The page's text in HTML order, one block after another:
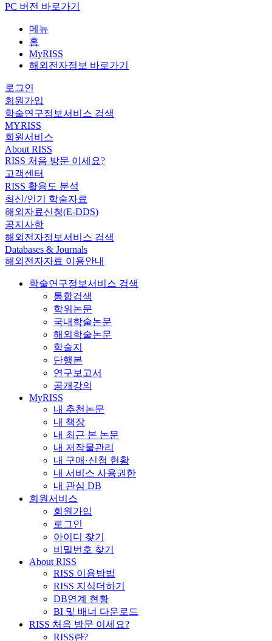
PC 버전 바로가기
메뉴
홈
MyRISS
해외전자정보 바로가기
로그인
회원가입
학술연구정보서비스 검색
MYRISS
회원서비스
About RISS
RISS 처음 방문 이세요?
고객센터
RISS 활용도 분석
최신/인기 학술자료
해외자료신청(E-DDS)
공지사항
해외전자정보서비스 검색
Databases & Journals
해외전자자료 이용안내
학술연구정보서비스 검색
통합검색
학위논문
국내학술논문
해외학술논문
학술지
단행본
연구보고서
공개강의
MyRISS
내 추천논문
내 책장
내 최근 본 논문
내 저작물관리
내 구매·신청 현황
내 서비스 사용권한
내 관심 DB
회원서비스
회원가입
로그인
아이디 찾기
비밀번호 찾기
About RISS
RISS 이용방법
RISS 지식더하기
DB연계 현황
BI 및 배너 다운로드
RISS 처음 방문 이세요?
RISS란?